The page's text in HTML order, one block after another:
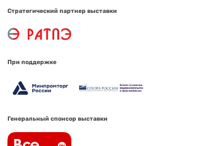
Стратегический партнер выставки
При поддержке
Генеральный спонсор выставки